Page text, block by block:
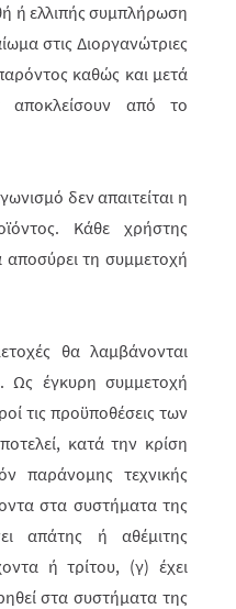
ή ελλιπής συμπλήρωση
στις Διοργανώτριες
καθώς και μετά
από το
δεν απαιτείται η
Κάθε χρήστης
τη συμμετοχή
θα λαμβάνονται
Ως έγκυρη συμμετοχή
τις προϋποθέσεις των
κατά την κρίση
παράνομης τεχνικής
στα συστήματα της
απάτης ή αθέμιτης
ή τρίτου, (γ) έχει
στα συστήματα της